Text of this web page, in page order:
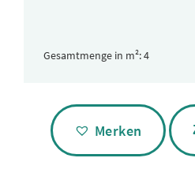
Gesamtmenge in m²:
Alternative:
Merken